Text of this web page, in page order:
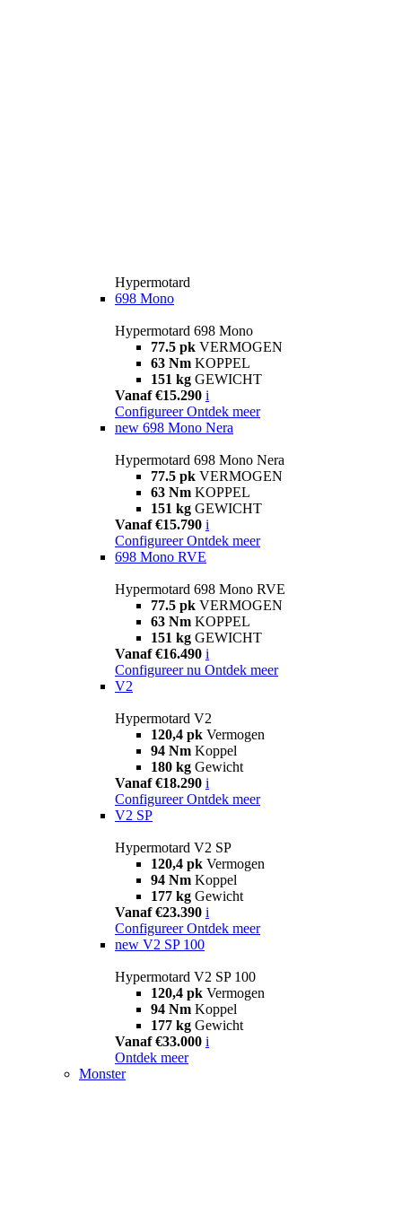
Hypermotard
698 Mono
Hypermotard 698 Mono
77.5 pk VERMOGEN
63 Nm KOPPEL
151 kg GEWICHT
Vanaf €15.290 i
Configureer Ontdek meer
new 698 Mono Nera
Hypermotard 698 Mono Nera
77.5 pk VERMOGEN
63 Nm KOPPEL
151 kg GEWICHT
Vanaf €15.790 i
Configureer Ontdek meer
698 Mono RVE
Hypermotard 698 Mono RVE
77.5 pk VERMOGEN
63 Nm KOPPEL
151 kg GEWICHT
Vanaf €16.490 i
Configureer nu Ontdek meer
V2
Hypermotard V2
120,4 pk Vermogen
94 Nm Koppel
180 kg Gewicht
Vanaf €18.290 i
Configureer Ontdek meer
V2 SP
Hypermotard V2 SP
120,4 pk Vermogen
94 Nm Koppel
177 kg Gewicht
Vanaf €23.390 i
Configureer Ontdek meer
new V2 SP 100
Hypermotard V2 SP 100
120,4 pk Vermogen
94 Nm Koppel
177 kg Gewicht
Vanaf €33.000 i
Ontdek meer
Monster